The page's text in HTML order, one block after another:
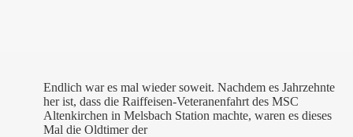
Endlich war es mal wieder soweit. Nachdem es Jahrzehnte
her ist, dass die Raiffeisen-Veteranenfahrt des MSC
Altenkirchen in Melsbach Station machte, waren es dieses
Mal die Oldtimer der